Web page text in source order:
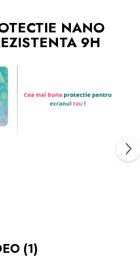
NANO
9H
SUNT
POTI MONTA
TU.
O STIM CU
(1)